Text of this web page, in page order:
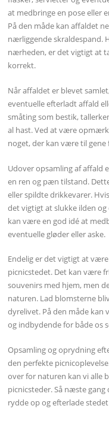
at medbringe en pose eller
På den måde kan affaldet
nærliggende skraldespand.
nærheden, er det vigtigt at
korrekt.
Når affaldet er blevet
eventuelle efterladt affald
småting som bestik,
al hast. Ved at være
noget, der kan være til
Udover opsamling af affald
en ren og pæn tilstand.
eller spildte drikkevarer.
det vigtigt at slukke ilden
kan være en god idé at
eventuelle gløder eller aske.
Endelig er det vigtigt at
picnicstedet. Det kan være
souvenirs med hjem, men
naturen. Lad blomsterne
dyrelivet. På den måde kan
og indbydende for både os
Opsamling og oprydning
den perfekte
over for naturen kan vi alle
picnicsteder. Så næste
rydde op og efterlade